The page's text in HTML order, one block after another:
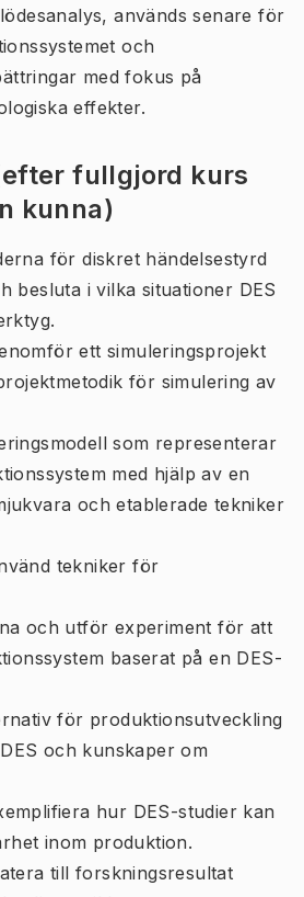
används senare för
och
med fokus på
effekter.
fullgjord kurs
kunna)
för diskret händelsestyrd
besluta i vilka situationer DES
ett simuleringsprojekt
för simulering av
som representerar
med hjälp av en
och etablerade tekniker
tekniker för
och utför experiment för att
baserat på en DES-
för produktionsutveckling
och kunskaper om
hur DES-studier kan
inom produktion.
till forskningsresultat